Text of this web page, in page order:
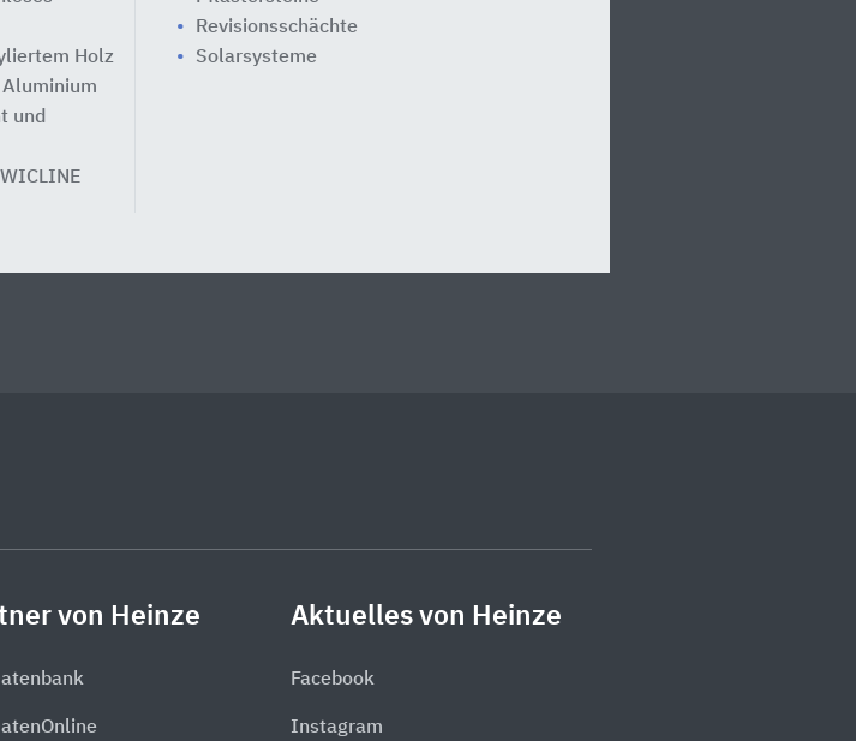
Holz
und
Revisionsschächte
Solarsysteme
von Heinze Aktuelles von Heinze
Facebook
Instagram